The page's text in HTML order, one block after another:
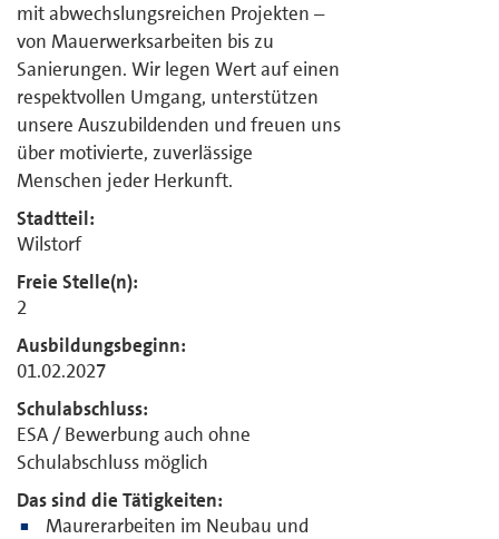
mit abwechslungsreichen Projekten –
von Mauerwerksarbeiten bis zu
Sanierungen. Wir legen Wert auf einen
respektvollen Umgang, unterstützen
unsere Auszubildenden und freuen uns
über motivierte, zuverlässige
Menschen jeder Herkunft.
Stadtteil:
Wilstorf
Freie Stelle(n):
2
Ausbildungsbeginn:
01.02.2027
Schulabschluss:
ESA / Bewerbung auch ohne
Schulabschluss möglich
Das sind die Tätigkeiten:
Maurerarbeiten im Neubau und